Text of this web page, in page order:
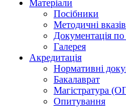
Матеріали
Посібники
Методичні
Документація по
Галерея
Акредитація
Нормативні
Бакалаврат
Магістратура
Опитування